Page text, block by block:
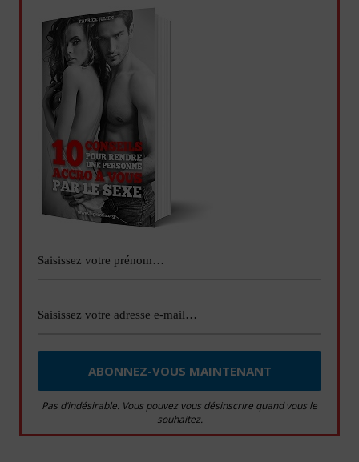
Pas d’indésirable. Vous pouvez vous désinscrire quand vous le
souhaitez.